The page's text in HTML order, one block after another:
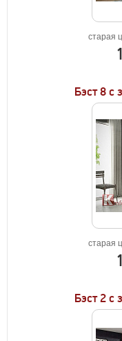
старая
Бэст 8 с
старая
Бэст 2 с